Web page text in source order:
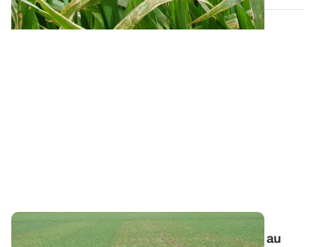
Orge de printemps - Fertilisation localisée au